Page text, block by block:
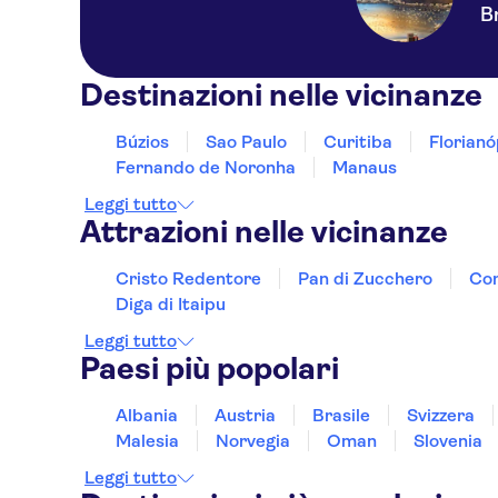
Destinazioni nelle vicinanze
Búzios Sao Paulo Curitiba
Fernando de Noronha
Manaus
Leggi tutto
Attrazioni nelle vicinanze
Cristo Redentore Pan di Zucchero
Diga di Itaipu
Leggi tutto
Paesi più popolari
Albania Austria Brasile
Svizzera
Malesia
Norvegia Oman
Slovenia
Leggi tutto